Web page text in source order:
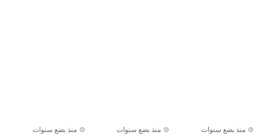
منذ بضع سنوات منذ بضع سنوات منذ بضع سنوات